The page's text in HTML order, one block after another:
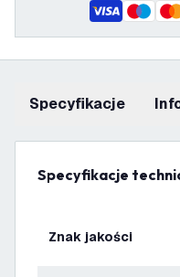
Specyfikacje
Specyfikacje
Znak jakości